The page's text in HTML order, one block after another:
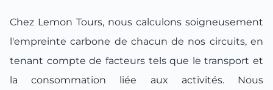
Chez Lemon Tours, nous calculons soigneusement
l'empreinte carbone de chacun de nos circuits, en
tenant compte de facteurs tels que le transport et
la consommation liée aux activités. Nous